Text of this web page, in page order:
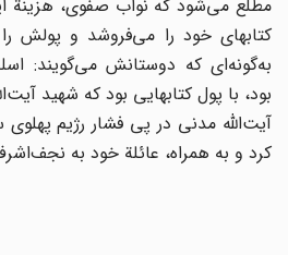
مطلع می‌شود که نواب صفوی، هزینة این
کتابهای خود را می‌فروشد و پولش را
به‌گونه‌ای که دوستانش می‌گویند:
بود، با پول کتابهایی بود که شهید
آیت‌الله مدنی در پی فشار رژیم پهلوی
کرد و به همراه، عائلة خود به